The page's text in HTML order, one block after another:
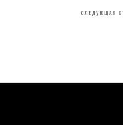
СЛЕДУЮЩАЯ